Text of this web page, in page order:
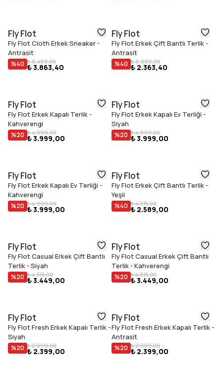
Fly Flot
Fly Flot Cloth Erkek Sneaker -
Antrasit
%40 ₺ 6.439,00
₺ 3.863,40
Fly Flot
Fly Flot Erkek Çift Bantlı Terlik -
Antrasit
%40 ₺ 3.939,00
₺ 2.363,40
Fly Flot
Fly Flot Erkek Kapalı Terlik -
Kahverengi
%20 ₺ 4.999,00
₺ 3.999,00
Fly Flot
Fly Flot Erkek Kapalı Ev Terliği -
Siyah
%20 ₺ 4.999,00
₺ 3.999,00
Fly Flot
Fly Flot Erkek Kapalı Ev Terliği -
Kahverengi
%20 ₺ 4.999,00
₺ 3.999,00
Fly Flot
Fly Flot Erkek Çift Bantlı Terlik -
Yeşil
%40 ₺ 4.315,00
₺ 2.589,00
Fly Flot
Fly Flot Casual Erkek Çift Bantlı
Terlik - Siyah
%20 ₺ 4.315,00
₺ 3.449,00
Fly Flot
Fly Flot Casual Erkek Çift Bantlı
Terlik - Kahverengi
%20 ₺ 4.315,00
₺ 3.449,00
Fly Flot
Fly Flot Fresh Erkek Kapalı Terlik -
Siyah
%20 ₺ 2.999,00
₺ 2.399,00
Fly Flot
Fly Flot Fresh Erkek Kapalı Terlik -
Antrasit
%20 ₺ 2.999,00
₺ 2.399,00